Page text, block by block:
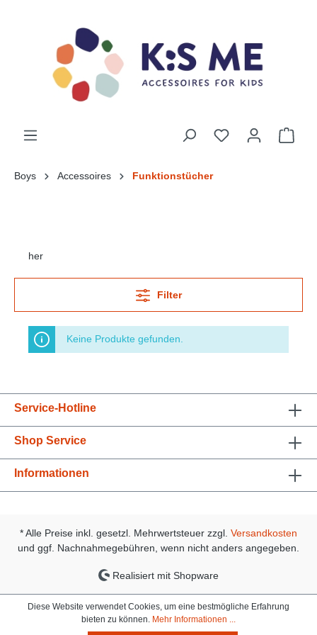
Boys Accessoires Funktionstücher
her
Filter
Keine Produkte gefunden.
Service-Hotline
Shop Service
Informationen
* Alle Preise inkl. gesetzl. Mehrwertsteuer zzgl. Versandkosten
und ggf. Nachnahmegebühren, wenn nicht anders angegeben.
Realisiert mit Shopware
Diese Website verwendet Cookies, um eine bestmögliche Erfahrung
bieten zu können. Mehr Informationen ...